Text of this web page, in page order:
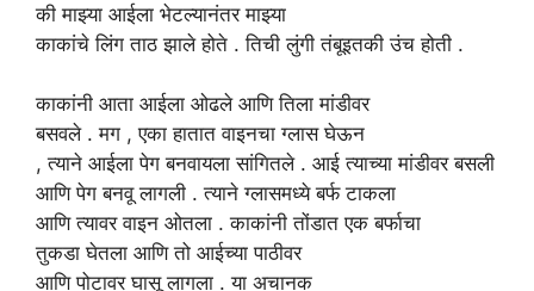
की माझ्या आईला भेटल्यानंतर माझ्या
काकांचे लिंग ताठ झाले होते . तिची लुंगी तंबूइतकी उंच होती .
काकांनी आता आईला ओढले आणितिला मांडीवर
बसवले .मग , एका हातात वाइनचा ग्लास घेऊन
, त्याने आईला पेग बनवायला सांगितले . आई त्याच्या मांडीवर बसली
आणि पेग बनवू लागली . त्याने ग्लासमध्ये बर्फ टाकला
आणि त्यावर वाइन ओतला . काकांनी तोंडात एक बर्फाचा
तुकडा घेतला आणि तो आईच्या पाठीवर
आणि पोटावर घासू लागला . या अचानक